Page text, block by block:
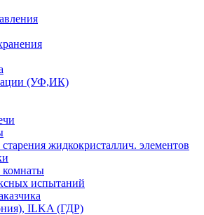
(УФ,ИК)
жидкокристаллич. элементов
комнаты
испытаний
ILKA (ГДР)